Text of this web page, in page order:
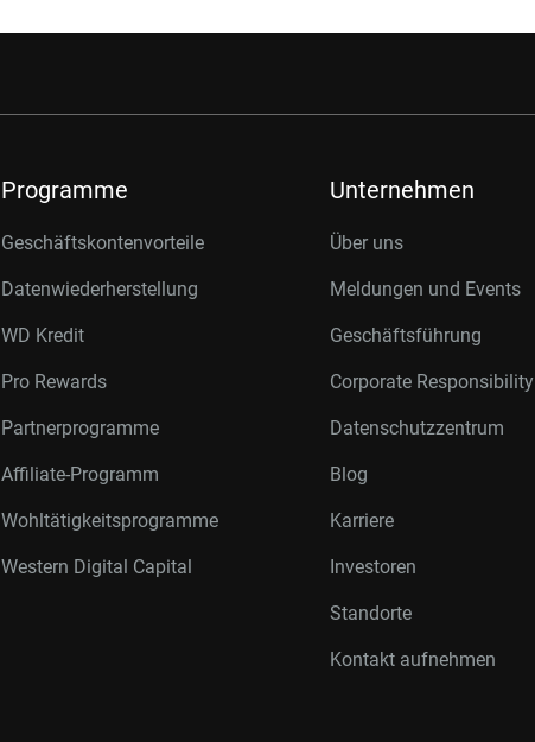
Programme
Geschäftskontenvorteile
Datenwiederherstellung
WD Kredit
Pro Rewards
Partnerprogramme
Affiliate-Programm
Wohltätigkeitsprogramme
Western Digital Capital
Unternehmen
Über uns
Meldungen und Events
Geschäftsführung
Corporate Responsibility
Datenschutzzentrum
Blog
Karriere
Investoren
Standorte
Kontakt aufnehmen